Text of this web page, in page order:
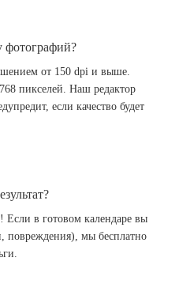
фотографий?
от 150 dpi и выше.
пикселей. Наш редактор
если качество будет
Если в готовом календаре вы
повреждения), мы бесплатно